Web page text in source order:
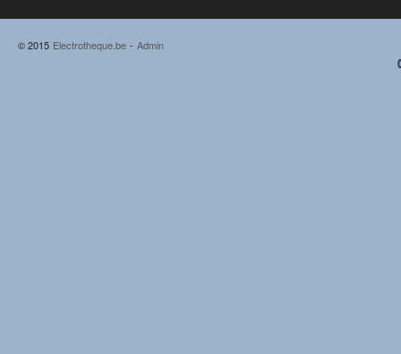
© 2015 Electrotheque.be - Admin